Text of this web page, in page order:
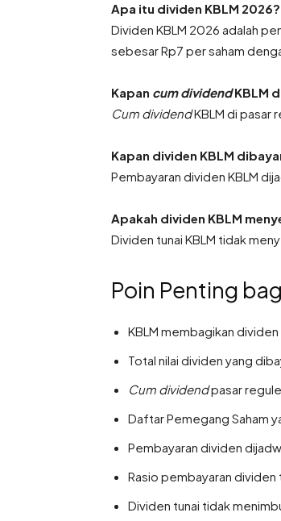
Apa itu dividen KBLM 2026?
Dividen KBLM 2026 adalah
sebesar Rp7 per saham
Kapan cum dividendKBLM
Cum dividendKBLM di pasar
Kapan dividen KBLM
Pembayaran dividen KBLM
Apakah dividen KBLM
Dividen tunai KBLM tidak
Poin Penting
KBLM membagikan
Total nilai dividen yang
Cum dividendpasar
Daftar Pemegang Saham
Pembayaran dividen
Rasio pembayaran
Dividen tunai tidak